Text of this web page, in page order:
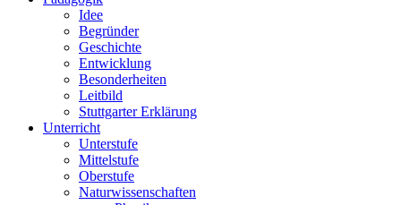
Idee
Begründer
Geschichte
Entwicklung
Besonderheiten
Leitbild
Stuttgarter Erklärung
Unterricht
Unterstufe
Mittelstufe
Oberstufe
Naturwissenschaften